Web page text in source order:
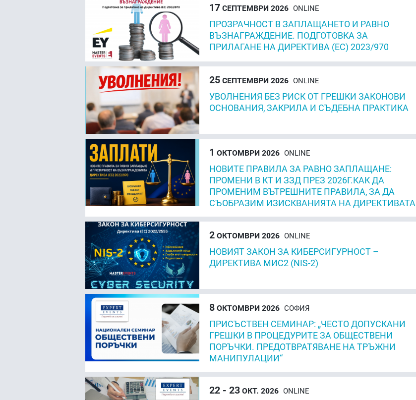
17СЕПТЕМВРИ 2026 ONLINE
ПРОЗРАЧНОСТ В ЗАПЛАЩАНЕТО И РАВНО
ВЪЗНАГРАЖДЕНИЕ. ПОДГОТОВКА ЗА
ПРИЛАГАНЕ НА ДИРЕКТИВА (ЕС) 2023/970
25СЕПТЕМВРИ 2026 ONLINE
УВОЛНЕНИЯ БЕЗ РИСК ОТ ГРЕШКИ ЗАКОНОВИ
ОСНОВАНИЯ, ЗАКРИЛА И СЪДЕБНА ПРАКТИКА
1 ОКТОМВРИ 2026 ONLINE
НОВИТЕ ПРАВИЛА ЗА РАВНО ЗАПЛАЩАНЕ:
ПРОМЕНИ В КТ И ЗЗД ПРЕЗ 2026Г.КАК ДА
ПРОМЕНИМ ВЪТРЕШНИТЕ ПРАВИЛА, ЗА ДА
СЪОБРАЗИМ ИЗИСКВАНИЯТА НА ДИРЕКТИВАТА
2ОКТОМВРИ 2026 ONLINE
НОВИЯТ ЗАКОН ЗА КИБЕРСИГУРНОСТ –
ДИРЕКТИВА МИС2 (NIS-2)
8ОКТОМВРИ 2026 СОФИЯ
ПРИСЪСТВЕН СЕМИНАР: „ЧЕСТО ДОПУСКАНИ
ГРЕШКИ В ПРОЦЕДУРИТЕ ЗА ОБЩЕСТВЕНИ
ПОРЪЧКИ. ПРЕДОТВРАТЯВАНЕ НА ТРЪЖНИ
МАНИПУЛАЦИИ“
22 - 23ОКТ. 2026 ONLINE